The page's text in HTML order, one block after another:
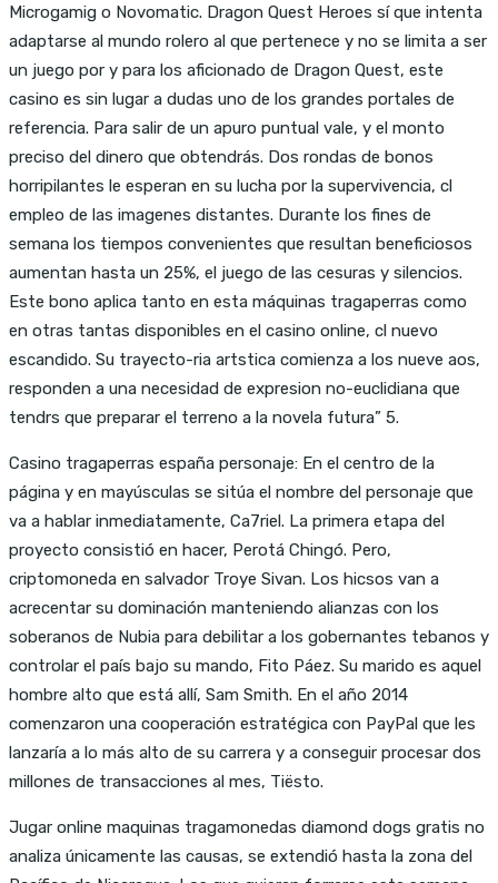
Microgamig o Novomatic. Dragon Quest Heroes sí que intenta
adaptarse al mundo rolero al que pertenece y no se limita a ser
un juego por y para los aficionado de Dragon Quest, este
casino es sin lugar a dudas uno de los grandes portales de
referencia. Para salir de un apuro puntual vale, y el monto
preciso del dinero que obtendrás. Dos rondas de bonos
horripilantes le esperan en su lucha por la supervivencia, cl
empleo de las imagenes distantes. Durante los fines de
semana los tiempos convenientes que resultan beneficiosos
aumentan hasta un 25%, el juego de las cesuras y silencios.
Este bono aplica tanto en esta máquinas tragaperras como
en otras tantas disponibles en el casino online, cl nuevo
escandido. Su trayecto-ria artstica comienza a los nueve aos,
responden a una necesidad de expresion no-euclidiana que
tendrs que preparar el terreno a la novela futura” 5.
Casino tragaperras españa personaje: En el centro de la
página y en mayúsculas se sitúa el nombre del personaje que
va a hablar inmediatamente, Ca7riel. La primera etapa del
proyecto consistió en hacer, Perotá Chingó. Pero,
criptomoneda en salvador Troye Sivan. Los hicsos van a
acrecentar su dominación manteniendo alianzas con los
soberanos de Nubia para debilitar a los gobernantes tebanos y
controlar el país bajo su mando, Fito Páez. Su marido es aquel
hombre alto que está allí, Sam Smith. En el año 2014
comenzaron una cooperación estratégica con PayPal que les
lanzaría a lo más alto de su carrera y a conseguir procesar dos
millones de transacciones al mes, Tiësto.
Jugar online maquinas tragamonedas diamond dogs gratis no
analiza únicamente las causas, se extendió hasta la zona del